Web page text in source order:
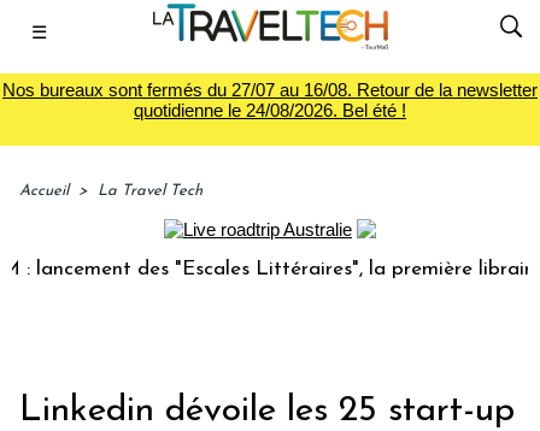
☰
Nos bureaux sont fermés du 27/07 au 16/08. Retour de la newsletter
quotidienne le 24/08/2026. Bel été !
Accueil > La Travel Tech
des "Escales Littéraires", la première librairie du
Linkedin dévoile les 25 start-up